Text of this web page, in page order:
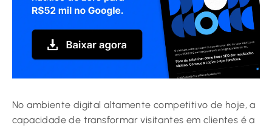
No ambiente digital altamente competitivo de hoje, a
capacidade de transformar visitantes em clientes é a